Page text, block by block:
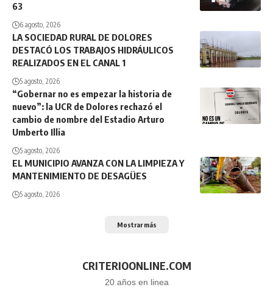
63
6 agosto, 2026
LA SOCIEDAD RURAL DE DOLORES
DESTACÓ LOS TRABAJOS HIDRÁULICOS
REALIZADOS EN EL CANAL 1
5 agosto, 2026
“Gobernar no es empezar la historia de
nuevo”: la UCR de Dolores rechazó el
cambio de nombre del Estadio Arturo
Umberto Illia
5 agosto, 2026
EL MUNICIPIO AVANZA CON LA LIMPIEZA Y
MANTENIMIENTO DE DESAGÜES
5 agosto, 2026
Mostrar más
CRITERIOONLINE.COM
20 años en linea